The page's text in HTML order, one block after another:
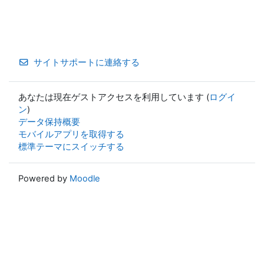
サイトサポートに連絡する
あなたは現在ゲストアクセスを利用しています (ログイ
ン)
データ保持概要
モバイルアプリを取得する
標準テーマにスイッチする
Powered by Moodle